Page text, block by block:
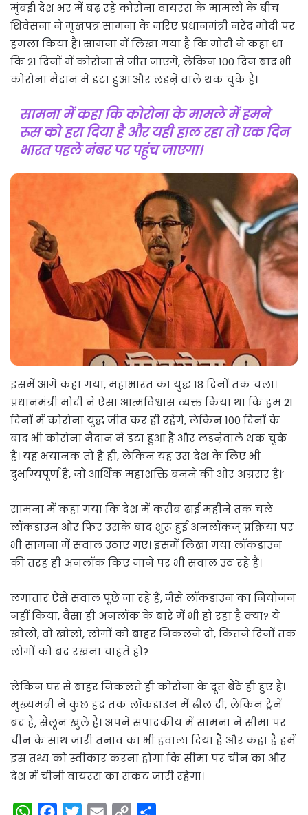
मुंबई। देश भर में बढ़ रहे कोरोना वायरस के मामलों के बीच
शिवेसना ने मुखपत्र सामना के जरिए प्रधानमंत्री नरेंद्र मोदी पर
हमला किया है। सामना में लिखा गया है कि मोदी ने कहा था
कि 21 दिनों में कोरोना से जीत जाएंगे, लेकिन 100 दिन बाद भी
कोरोना मैदान में डटा हुआ और लडऩे वाले थक चुके हैं।
सामना में कहा कि कोरोना के मामले में हमने
रूस को हरा दिया है और यही हाल रहा तो एक दिन
भारत पहले नंबर पर पहुंच जाएगा।
इसमें आगे कहा गया, महाभारत का युद्ध 18 दिनों तक चला।
प्रधानमंत्री मोदी ने ऐसा आत्मविश्वास व्यक्त किया था कि हम 21
दिनों में कोरोना युद्ध जीत कर ही रहेंगे, लेकिन 100 दिनों के
बाद भी कोरोना मैदान में डटा हुआ है और लडऩेवाले थक चुके
हैं। यह भयानक तो है ही, लेकिन यह उस देश के लिए भी
दुर्भाग्यपूर्ण है, जो आर्थिक महाशक्ति बनने की ओर अग्रसर है।’
सामना में कहा गया कि देश में करीब ढ़ाई महीने तक चले
लॉकडाउन और फिर उसके बाद शुरू हुई अनलॉकज् प्रक्रिया पर
भी सामना में सवाल उठाए गए। इसमें लिखा गया लॉकडाउन
की तरह ही अनलॉक किए जाने पर भी सवाल उठ रहे हैं।
लगातार ऐसे सवाल पूछे जा रहे हैं, जैसे लॉकडाउन का नियोजन
नहीं किया, वैसा ही अनलॉक के बारे में भी हो रहा है क्या? ये
खोलो, वो खोलो, लोगों को बाहर निकलने दो, कितने दिनों तक
लोगों को बंद रखना चाहते हो?
लेकिन घर से बाहर निकलते ही कोरोना के दूत बैठे ही हुए हैं।
मुख्यमंत्री ने कुछ हद तक लॉकडाउन में ढील दी, लेकिन ट्रेनें
बंद हैं, सैलून खुले हैं। अपने संपादकीय में सामना ने सीमा पर
चीन के साथ जारी तनाव का भी हवाला दिया है और कहा है हमें
इस तथ्य को स्वीकार करना होगा कि सीमा पर चीन का और
देश में चीनी वायरस का संकट जारी रहेगा।